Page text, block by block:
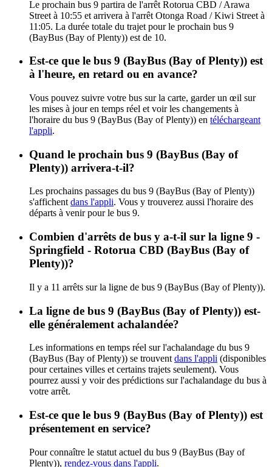
Le prochain bus 9 partira de l'arrêt Rotorua CBD / Arawa
Street à 10:55 et arrivera à l'arrêt Otonga Road / Kiwi Street à
11:05. La durée totale du trajet pour le prochain bus 9
(BayBus (Bay of Plenty)) est de 10.
Est-ce que le bus 9 (BayBus (Bay of Plenty)) est
à l'heure, en retard ou en avance?
Vous pouvez suivre votre bus sur la carte, garder un œil sur
les mises à jour en temps réel et voir les changements à
l'horaire du bus 9 (BayBus (Bay of Plenty)) en téléchargeant
l'appli.
Quand le prochain bus 9 (BayBus (Bay of
Plenty)) arrivera-t-il?
Les prochains passages du bus 9 (BayBus (Bay of Plenty))
s'affichent dans l'appli. Vous y trouverez aussi l'horaire des
départs à venir pour le bus 9.
Combien d'arrêts de bus y a-t-il sur la ligne 9 -
Springfield - Rotorua CBD (BayBus (Bay of
Plenty))?
Il y a 11 arrêts sur la ligne de bus 9 (BayBus (Bay of Plenty)).
La ligne de bus 9 (BayBus (Bay of Plenty)) est-
elle généralement achalandée?
Les informations en temps réel sur l'achalandage du bus 9
(BayBus (Bay of Plenty)) se trouvent dans l'appli (disponibles
pour certaines villes et certains trajets seulement). Vous
pourrez aussi y voir des prédictions sur l'achalandage du bus à
votre arrêt.
Est-ce que le bus 9 (BayBus (Bay of Plenty)) est
présentement en service?
Pour connaître le statut actuel du bus 9 (BayBus (Bay of
Plenty)), rendez-vous dans l'appli.